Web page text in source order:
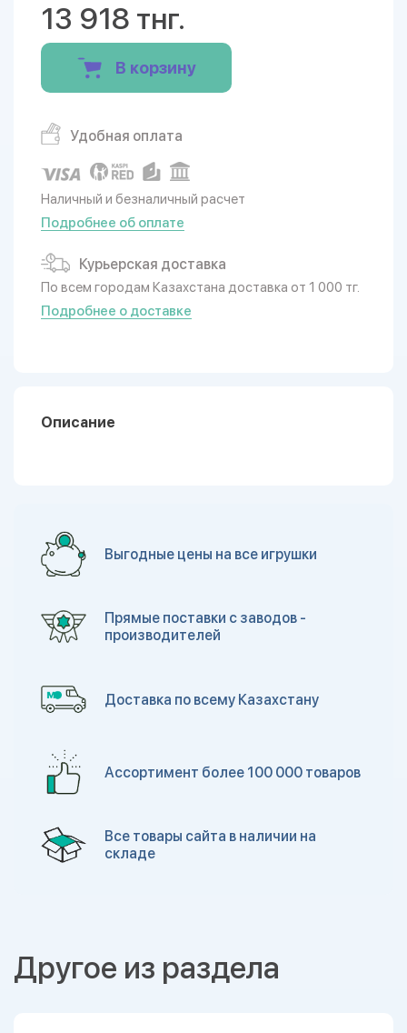
13 918 тнг.
В корзину
Удобная оплата
Наличный и безналичный расчет
Подробнее об оплате
Курьерская доставка
По всем городам Казахстана доставка от 1 000 тг.
Подробнее о доставке
Описание
Выгодные цены на все игрушки
Прямые поставки с заводов -
производителей
Доставка по всему Казахстану
Ассортимент более 100 000 товаров
Все товары сайта в наличии на
складе
Другое из раздела